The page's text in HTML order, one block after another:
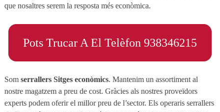
que nosaltres serem la resposta més econòmica.
Pots Trucar A El Telèfon 938346215
Som serrallers Sitges econòmics. Mantenim un assortiment al
nostre magatzem a preu de cost. Gràcies als nostres proveïdors
experts podem oferir el millor preu de l’sector. Els operaris serrallers